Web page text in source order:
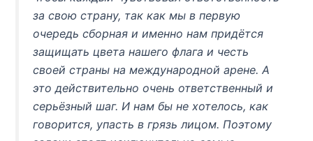
за свою страну, так как мы в первую
очередь сборная и именно нам придётся
защищать цвета нашего флага и честь
своей страны на международной арене. А
это действительно очень ответственный и
серьёзный шаг. И нам бы не хотелось, как
говорится, упасть в грязь лицом. Поэтому